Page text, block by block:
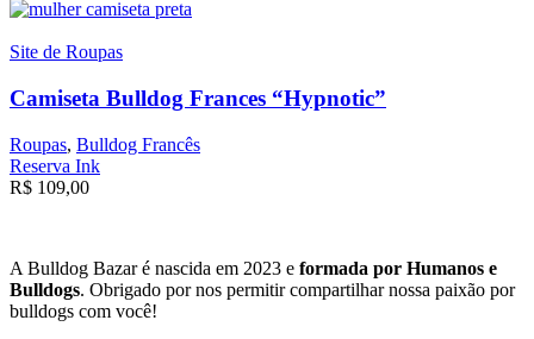
Site de Roupas
Camiseta Bulldog Frances “Hypnotic”
Roupas, Bulldog Francês
Reserva Ink
R$ 109,00
A Bulldog Bazar é nascida em 2023 e formada por Humanos e
Bulldogs. Obrigado por nos permitir compartilhar nossa paixão por
bulldogs com você!